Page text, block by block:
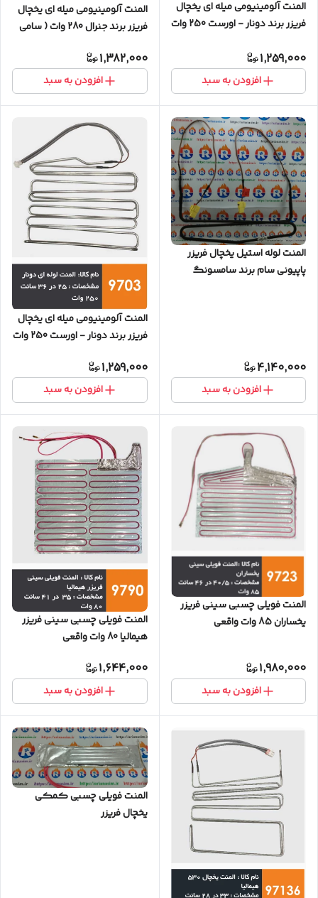
المنت آلومینیومی میله ای یخچال
فریزر برند دونار - اورست 250 وات
1,259,000
افزودن به سبد
المنت آلومینیومی میله ای یخچال
فریزر برند جنرال 280 وات ( سامی
1,382,000
افزودن به سبد
المنت لوله استیل یخچال فریزر
پاپیونی سام برند سامسونگ
4,140,000
افزودن به سبد
المنت آلومینیومی میله ای یخچال
فریزر برند دونار - اورست 250 وات
1,259,000
افزودن به سبد
المنت فویلی چسبی سینی فریزر
یخساران 85 وات واقعی
1,980,000
افزودن به سبد
المنت فویلی چسبی سینی فریزر
هیمالیا 80 وات واقعی
1,644,000
افزودن به سبد
المنت فویلی چسبی کمکی
یخچال فریزر